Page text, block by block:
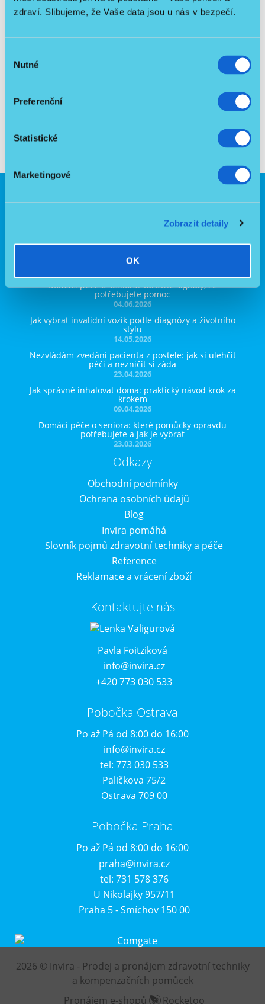
zdraví. Slibujeme, že Vaše data jsou u nás v bezpečí.
souhlasu
Nutné
Preferenční
Statistické
Marketingové
Zobrazit detaily
OK
Stojan si můžete z pronájmu odkoupit se slevou
Obrázky jsou pouze orientační a nemusí v detailech
SLEDUJTE NÁS
BLOG
04.06.2026
Domácí péče o seniora: varovné signály, že
potřebujete pomoc
14.05.2026
Jak vybrat invalidní vozík podle diagnózy a životního
stylu
23.04.2026
Nezvládám zvedání pacienta z postele: jak si ulehčit
péči a nezničit si záda
09.04.2026
Jak správně inhalovat doma: praktický návod krok za
krokem
23.03.2026
Domácí péče o seniora: které pomůcky opravdu
potřebujete a jak je vybrat
Odkazy
Obchodní podmínky
Ochrana osobních údajů
Blog
Invira pomáhá
Slovník pojmů zdravotní techniky a péče
Reference
Reklamace a vrácení zboží
Kontaktujte nás
Pavla Foitziková
info@invira.cz
+420 773 030 533
Pobočka Ostrava
Po až Pá od 8:00 do 16:00
info@invira.cz
tel: 773 030 533
Paličkova 75/2
Ostrava 709 00
Pobočka Praha
Po až Pá od 8:00 do 16:00
praha@invira.cz
tel: 731 578 376
U Nikolajky 957/11
Praha 5 - Smíchov 150 00
2026 © Invira - Prodej a pronájem zdravotní techniky
a kompenzačních pomůcek
Pronájem e-shopů
Rocketoo